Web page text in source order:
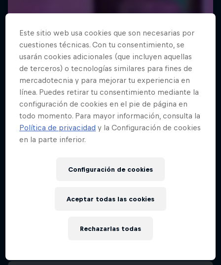
Este sitio web usa cookies que son necesarias por
cuestiones técnicas. Con tu consentimiento, se
usarán cookies adicionales (que incluyen aquellas
de terceros) o tecnologías similares para fines de
mercadotecnia y para mejorar tu experiencia en
línea. Puedes retirar tu consentimiento mediante la
configuración de cookies en el pie de página en
todo momento. Para mayor información, consulta la
Política de privacidad y la Configuración de cookies
en la parte inferior.
Configuración de cookies
Rechazarlas todas
Aceptar todas las cookies